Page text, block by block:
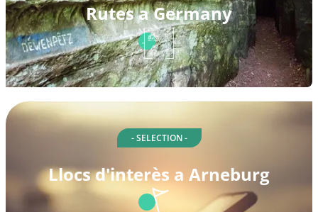
Rutes a Germany
- SELECTION -
Llocs d'interès a Arneburg